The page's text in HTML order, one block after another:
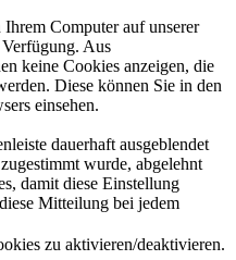
Computer auf unserer
Aus
keine Cookies anzeigen, die
Diese können Sie in den
einsehen.
dauerhaft ausgeblendet
wurde, abgelehnt
damit diese Einstellung
Mitteilung bei jedem
zu aktivieren/deaktivieren.